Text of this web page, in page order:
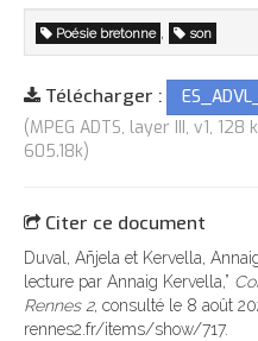
Poésie bretonne , son
Télécharger :
(MPEG ADTS, layer III, v1,
605.18k)
Citer ce document
Duval, Añjela et Kervella,
lecture par Annaig Kervella,”
Rennes 2, consulté le 8 août
rennes2.fr/items/show/717.